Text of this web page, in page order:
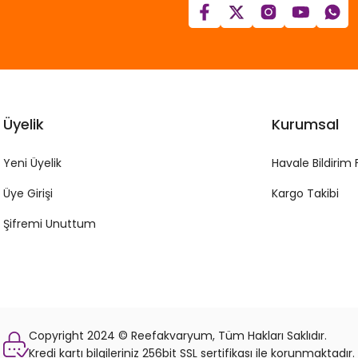
Üyelik
Yeni Üyelik
Üye Girişi
Şifremi Unuttum
Kurumsal
Havale Bildirim
Kargo Takibi
Copyright 2024 © Reefakvaryum, Tüm Hakları Saklıdır.
Kredi kartı bilgileriniz 256bit SSL sertifikası ile korunmaktadır.